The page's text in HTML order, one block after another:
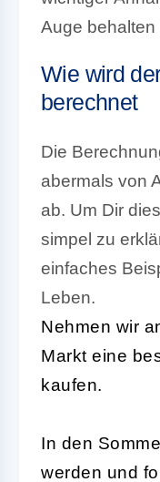
Auge behalten
Wie wird
berechnet
Die
abermals von
ab. Um Dir
simpel zu
einfaches
Leben.
Nehmen wir
Markt eine
kaufen.
In den
werden und